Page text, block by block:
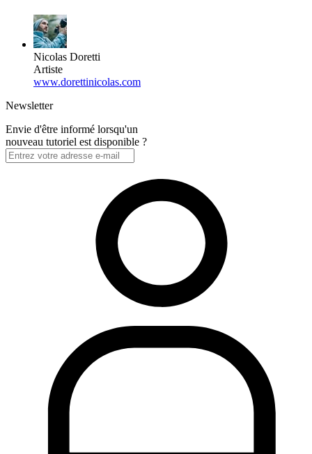
Nicolas Doretti
Artiste
www.dorettinicolas.com
Newsletter
Envie d'être informé lorsqu'un
nouveau tutoriel est disponible ?